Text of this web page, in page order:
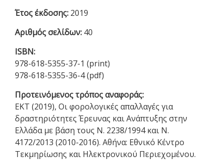
Έτος έκδοσης: 2019
Αριθμός σελίδων: 40
ISBN:
978-618-5355-37-1 (print)
978-618-5355-36-4 (pdf)
Προτεινόμενος τρόπος αναφοράς:
EKT (2019), Οι φορολογικές απαλλαγές για
δραστηριότητες Έρευνας και Ανάπτυξης στην
Ελλάδα με βάση τους Ν. 2238/1994 και N.
4172/2013 (2010-2016). Αθήνα: Εθνικό Κέντρο
Τεκμηρίωσης και Ηλεκτρονικού Περιεχομένου.